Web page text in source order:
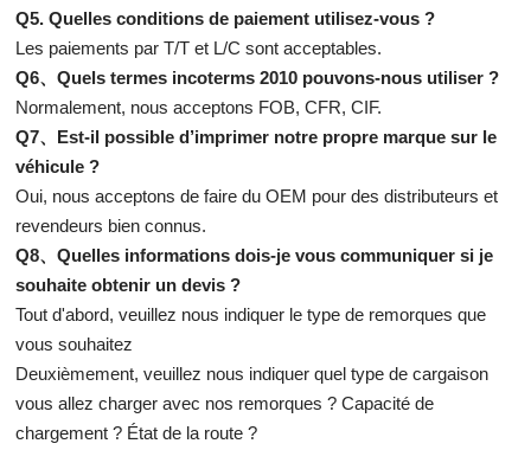
Q5. Quelles conditions de paiement utilisez-vous ?
Les paiements par T/T et L/C sont acceptables.
Q6、Quels termes incoterms 2010 pouvons-nous utiliser ?
Normalement, nous acceptons FOB, CFR, CIF.
Q7、Est-il possible d’imprimer notre propre marque sur le
véhicule ?
Oui, nous acceptons de faire du OEM pour des distributeurs et
revendeurs bien connus.
Q8、Quelles informations dois-je vous communiquer si je
souhaite obtenir un devis ?
Tout d'abord, veuillez nous indiquer le type de remorques que
vous souhaitez
Deuxièmement, veuillez nous indiquer quel type de cargaison
vous allez charger avec nos remorques ? Capacité de
chargement ? État de la route ?